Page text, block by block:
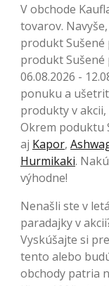
V obchode
tovarov.
produkt Sušené
produkt Sušené
06.08.2026 -
ponuku a
produkty v
Okrem poduktu
aj Kapor,
Hurmikaki.
výhodne!
Nenašli ste v
paradajky v
Vyskúšajte si
tento alebo
obchody patria